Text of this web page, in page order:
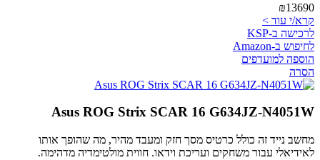
₪13690
קרא/י עוד >
לרכישה ב-KSP
לחיפוש ב-Amazon
הוספה למועדפים
הסרה
Asus ROG Strix SCAR 16 G634JZ-N4051W
מחשב נייד זה כולל כרטיס מסך חזק ומעבד מהיר, מה שהופך אותו
לאידיאלי עבור משחקים ועריכת וידאו. חווית מולטימדיה מדהימה.